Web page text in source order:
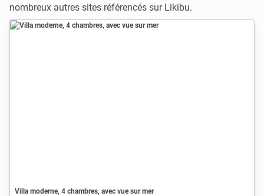
nombreux autres sites référencés sur Likibu.
Villa moderne, 4 chambres, avec vue sur mer